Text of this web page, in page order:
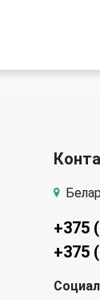
+375
+375